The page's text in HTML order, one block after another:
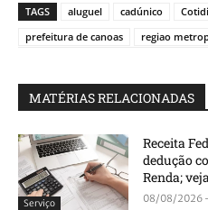
TAGS aluguel cadúnico
prefeitura de canoas
regiao
MATÉRIAS RELACIONADAS
Serviço
Receita
dedução
Renda;
08/08/2026